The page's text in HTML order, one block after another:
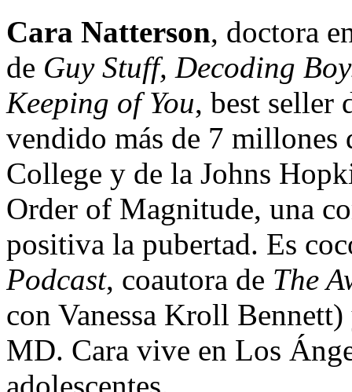
Cara Natterson, doctora
de Guy Stuff, Decoding
Keeping of You, best seller
vendido más de 7 millones
College y de la Johns
Order of Magnitude, una
positiva la pubertad. Es
Podcast, coautora de The
con Vanessa Kroll
MD. Cara vive en Los